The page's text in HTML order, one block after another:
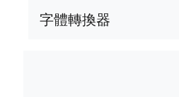
字體轉換器